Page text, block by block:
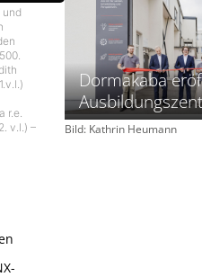
und
r.e.
v.l.) –
Dormakaba
Bild: Kathrin Heumann